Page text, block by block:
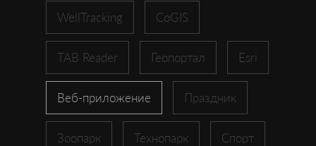
WellTracking CoGIS
TAB Reader Геопортал Esri
Веб-приложение Праздник
Зоопарк Технопарк Спорт